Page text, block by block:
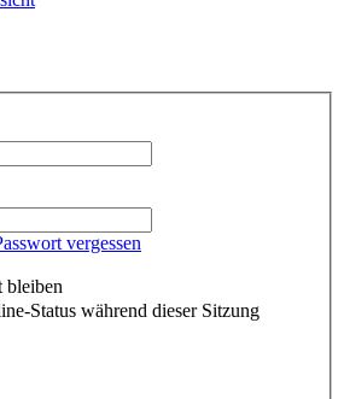
vergessen
bleiben
Status während dieser Sitzung